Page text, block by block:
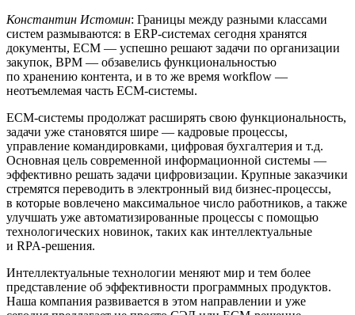
Константин Истомин: Границы между разными классами
систем размываются: в ERP-системах сегодня хранятся
документы, ECM — успешно решают задачи по организации
закупок, BPM — обзавелись функциональностью
по хранению контента, и в то же время workflow —
неотъемлемая часть ECM-системы.
ECM-системы продолжат расширять свою функциональность,
задачи уже становятся шире — кадровые процессы,
управление командировками, цифровая бухгалтерия и т.д.
Основная цель современной информационной системы —
эффективно решать задачи цифровизации. Крупные заказчики
стремятся переводить в электронный вид бизнес-процессы,
в которые вовлечено максимальное число работников, а также
улучшать уже автоматизированные процессы с помощью
технологических новинок, таких как интеллектуальные
и RPA-решения.
Интеллектуальные технологии меняют мир и тем более
представление об эффективности программных продуктов.
Наша компания развивается в этом направлении и уже